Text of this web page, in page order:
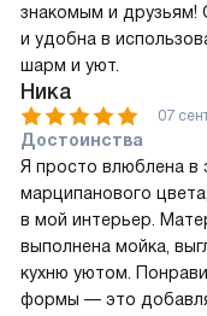
знакомым и друзьям!
и удобна в
шарм и уют.
Ника
07
Достоинства
Я просто влюблена в
марципанового
в мой интерьер.
выполнена мойка,
кухню уютом.
формы — это